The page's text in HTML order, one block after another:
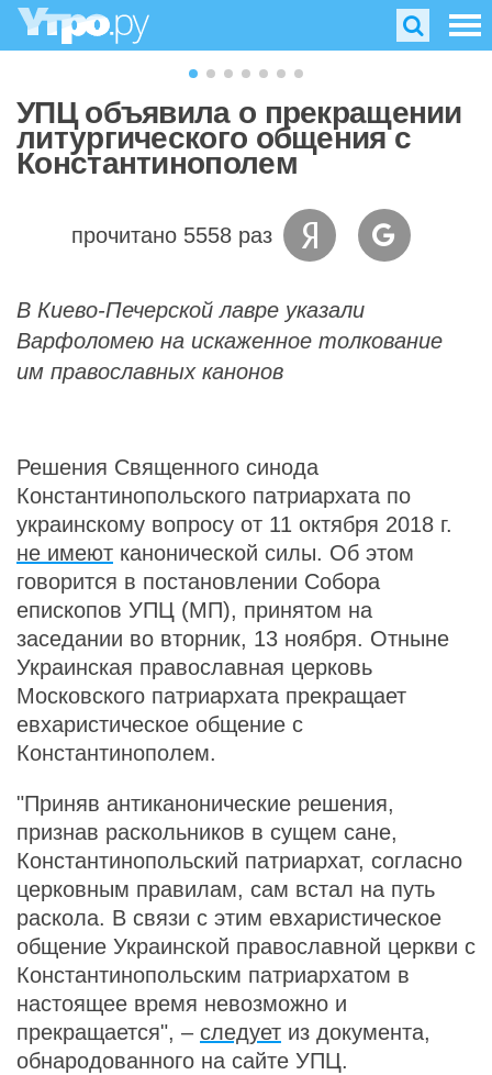
УПЦ объявила о прекращении
литургического общения с
Константинополем
прочитано 5558 раз
В Киево-Печерской лавре указали
Варфоломею на искаженное толкование
им православных канонов
Решения Священного синода
Константинопольского патриархата по
украинскому вопросу от 11 октября 2018 г.
не имеют канонической силы. Об этом
говорится в постановлении Собора
епископов УПЦ (МП), принятом на
заседании во вторник, 13 ноября. Отныне
Украинская православная церковь
Московского патриархата прекращает
евхаристическое общение с
Константинополем.
"Приняв антиканонические решения,
признав раскольников в сущем сане,
Константинопольский патриархат, согласно
церковным правилам, сам встал на путь
раскола. В связи с этим евхаристическое
общение Украинской православной церкви с
Константинопольским патриархатом в
настоящее время невозможно и
прекращается", – следует из документа,
обнародованного на сайте УПЦ.